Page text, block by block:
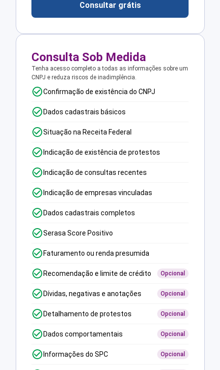
Consultar grátis
Consulta Sob Medida
Tenha acesso completo a todas as informações sobre um
CNPJ e reduza riscos de inadimplência.
Confirmação de existência do CNPJ
Dados cadastrais básicos
Situação na Receita Federal
Indicação de existência de protestos
Indicação de consultas recentes
Indicação de empresas vinculadas
Dados cadastrais completos
Serasa Score Positivo
Faturamento ou renda presumida
Recomendação e limite de crédito Opcional
Dívidas, negativas e anotações Opcional
Detalhamento de protestos Opcional
Dados comportamentais Opcional
Informações do SPC Opcional